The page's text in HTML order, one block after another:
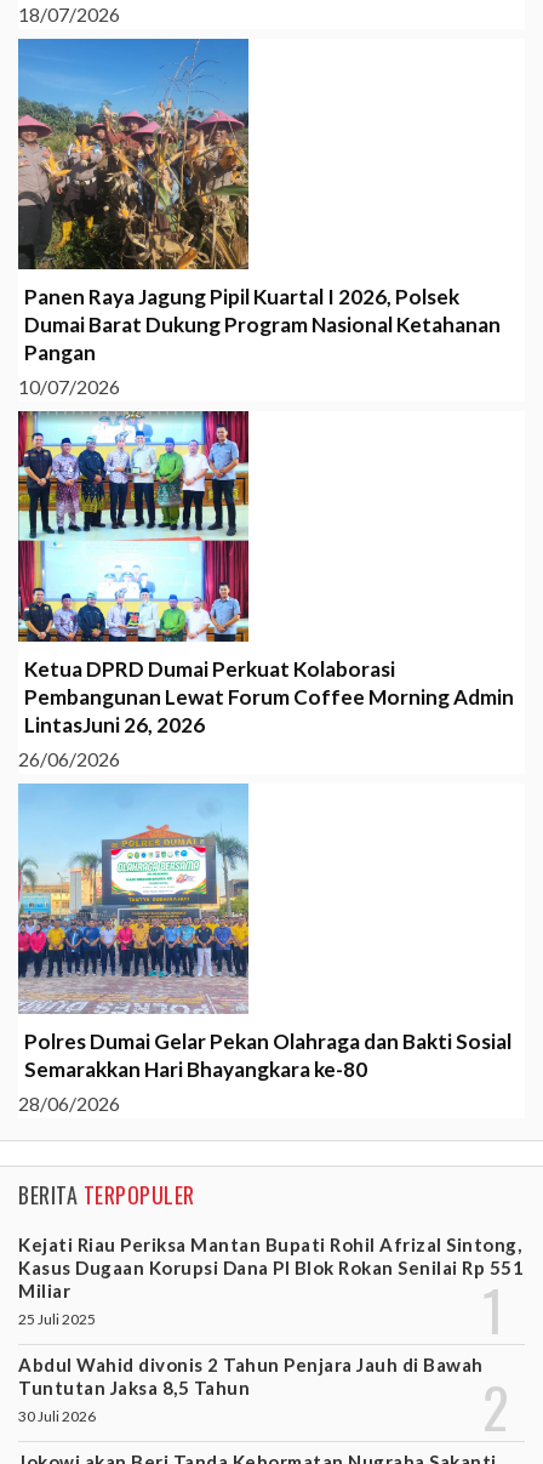
18/07/2026
Panen Raya Jagung Pipil Kuartal I 2026, Polsek
Dumai Barat Dukung Program Nasional Ketahanan
Pangan
10/07/2026
Ketua DPRD Dumai Perkuat Kolaborasi
Pembangunan Lewat Forum Coffee Morning Admin
LintasJuni 26, 2026
26/06/2026
Polres Dumai Gelar Pekan Olahraga dan Bakti Sosial
Semarakkan Hari Bhayangkara ke-80
28/06/2026
BERITA TERPOPULER
Kejati Riau Periksa Mantan Bupati Rohil Afrizal Sintong,
Kasus Dugaan Korupsi Dana PI Blok Rokan Senilai Rp 551
Miliar
25 Juli 2025
Abdul Wahid divonis 2 Tahun Penjara Jauh di Bawah
Tuntutan Jaksa 8,5 Tahun
30 Juli 2026